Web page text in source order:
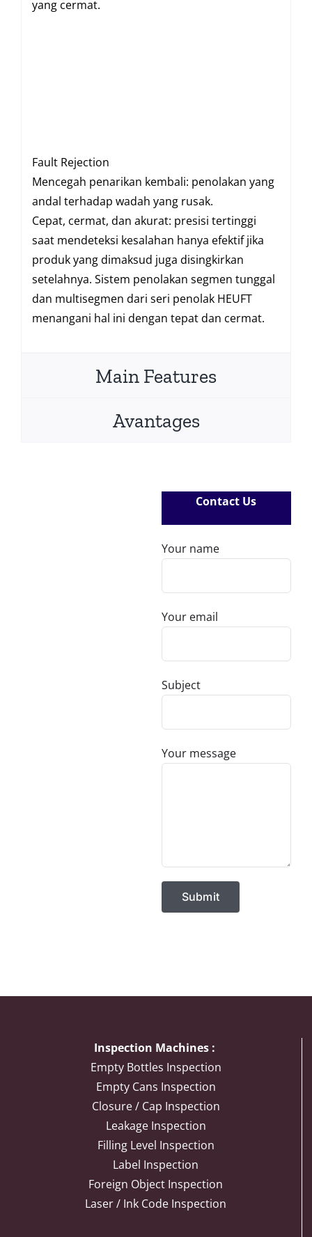
yang cermat.
Fault Rejection
Mencegah penarikan kembali: penolakan yang
andal terhadap wadah yang rusak.
Cepat, cermat, dan akurat: presisi tertinggi
saat mendeteksi kesalahan hanya efektif jika
produk yang dimaksud juga disingkirkan
setelahnya. Sistem penolakan segmen tunggal
dan multisegmen dari seri penolak HEUFT
menangani hal ini dengan tepat dan cermat.
Main Features
Avantages
Contact Us
Your name
Your email
Subject
Your message
Inspection Machines :
Empty Bottles Inspection
Empty Cans Inspection
Closure / Cap Inspection
Leakage Inspection
Filling Level Inspection
Label Inspection
Foreign Object Inspection
Laser / Ink Code Inspection